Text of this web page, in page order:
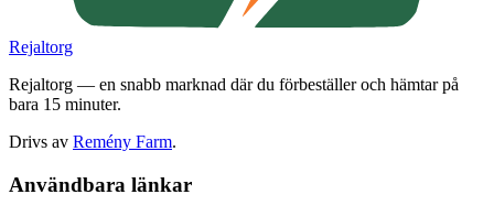
Rejaltorg
Rejaltorg — en snabb marknad där du förbeställer och hämtar på
bara 15 minuter.
Drivs av Remény Farm.
Användbara länkar